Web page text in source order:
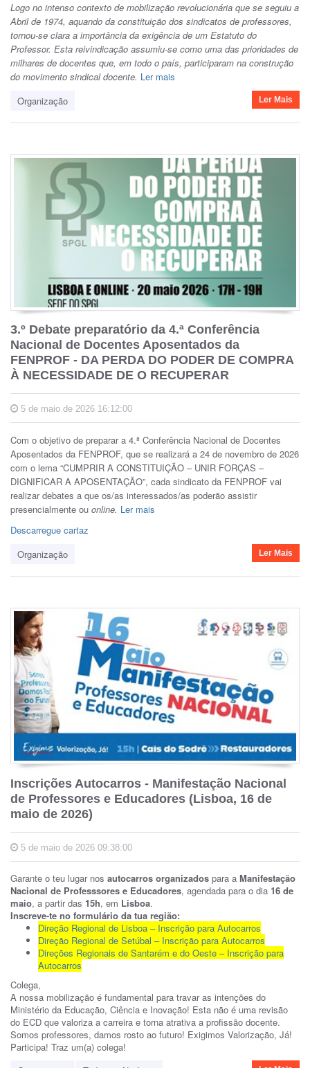
Logo no intenso contexto de mobilização revolucionária que se seguiu a
Abril de 1974, aquando da constituição dos sindicatos de professores,
tornou-se clara a importância da exigência de um Estatuto do
Professor. Esta reivindicação assumiu-se como uma das prioridades de
milhares de docentes que, em todo o país, participaram na construção
do movimento sindical docente. Ler mais
Organização
Ler Mais
3.º Debate preparatório da 4.ª Conferência
Nacional de Docentes Aposentados da
FENPROF - DA PERDA DO PODER DE COMPRA
À NECESSIDADE DE O RECUPERAR
5 de maio de 2026 16:12:00
Com o objetivo de preparar a 4.ª Conferência Nacional de Docentes
Aposentados da FENPROF, que se realizará a 24 de novembro de 2026
com o lema “CUMPRIR A CONSTITUIÇÃO – UNIR FORÇAS –
DIGNIFICAR A APOSENTAÇÃO”, cada sindicato da FENPROF vai
realizar debates a que os/as interessados/as poderão assistir
presencialmente ou online. Ler mais
Descarregue cartaz
Organização
Ler Mais
Inscrições Autocarros - Manifestação Nacional
de Professores e Educadores (Lisboa, 16 de
maio de 2026)
5 de maio de 2026 09:38:00
Garante o teu lugar nos autocarros organizados para a Manifestação
Nacional de Professsores e Educadores, agendada para o dia 16 de
maio, a partir das 15h, em Lisboa.
Inscreve-te no formulário da tua região:
Direção Regional de Lisboa – Inscrição para Autocarros
Direção Regional de Setúbal – Inscrição para Autocarros
Direções Regionais de Santarém e do Oeste – Inscrição para
Autocarros
Colega,
A nossa mobilização é fundamental para travar as intenções do
Ministério da Educação, Ciência e Inovação! Esta não é uma revisão
do ECD que valoriza a carreira e torna atrativa a profissão docente.
Somos professores, damos rosto ao futuro! Exigimos Valorização, Já!
Participa! Traz um(a) colega!